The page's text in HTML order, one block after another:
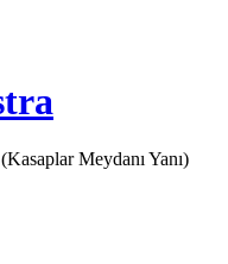
Meydanı Yanı)